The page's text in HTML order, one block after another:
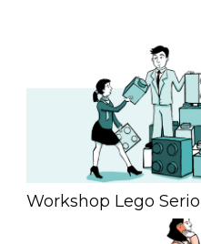
Workshop Lego